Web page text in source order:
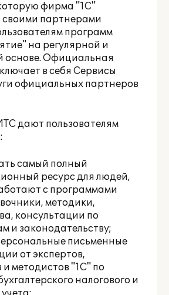
фирма "1С"
своими партнерами
программ
на регулярной и
основе. Официальная
в себя Сервисы
официальных партнеров
дают пользователям
самый полный
ресурс для людей,
с программами
методики,
консультации по
и законодательству;
письменные
от экспертов,
методистов "1С" по
налогового и